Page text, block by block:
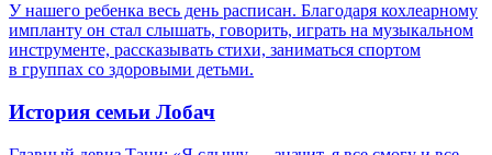
У нашего ребенка весь день расписан. Благодаря кохлеарному
импланту он стал слышать, говорить, играть на музыкальном
инструменте, рассказывать стихи, заниматься спортом
в группах со здоровыми детьми.
История семьи Лобач